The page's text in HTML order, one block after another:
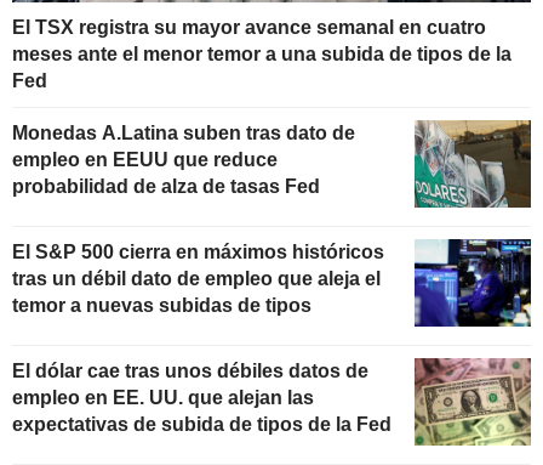
El TSX registra su mayor avance semanal en cuatro
meses ante el menor temor a una subida de tipos de la
Fed
Monedas A.Latina suben tras dato de
empleo en EEUU que reduce
probabilidad de alza de tasas Fed
El S&P 500 cierra en máximos históricos
tras un débil dato de empleo que aleja el
temor a nuevas subidas de tipos
El dólar cae tras unos débiles datos de
empleo en EE. UU. que alejan las
expectativas de subida de tipos de la Fed